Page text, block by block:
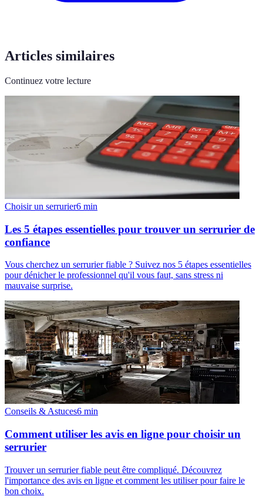
Articles similaires
Continuez votre lecture
Choisir un serrurier6 min
Les 5 étapes essentielles pour trouver un serrurier de
confiance
Vous cherchez un serrurier fiable ? Suivez nos 5 étapes essentielles
pour dénicher le professionnel qu'il vous faut, sans stress ni
mauvaise surprise.
Conseils & Astuces6 min
Comment utiliser les avis en ligne pour choisir un
serrurier
Trouver un serrurier fiable peut être compliqué. Découvrez
l'importance des avis en ligne et comment les utiliser pour faire le
bon choix.